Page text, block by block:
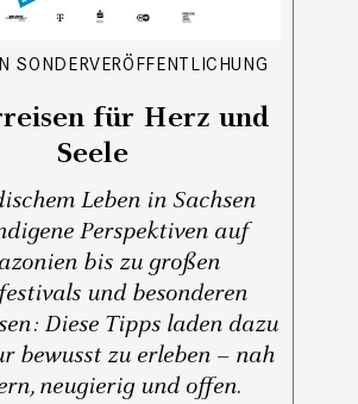
SONDERVERÖFFENTLICHUNG
für Herz und
Seele
Leben in Sachsen
Perspektiven auf
bis zu großen
und besonderen
Diese Tipps laden dazu
bewusst zu erleben – nah
neugierig und offen.